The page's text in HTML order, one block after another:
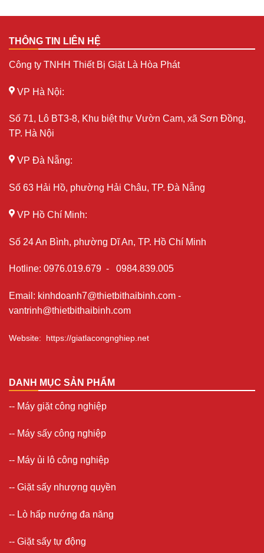
THÔNG TIN LIÊN HỆ
Công ty TNHH Thiết Bị Giặt Là Hòa Phát
VP Hà Nội:
Số 71, Lô BT3-8, Khu biệt thự Vườn Cam, xã Sơn Đồng,
TP. Hà Nội
VP Đà Nẵng:
Số 63 Hải Hồ, phường Hải Châu, TP. Đà Nẵng
VP Hồ Chí Minh:
Số 24 An Bình, phường Dĩ An, TP. Hồ Chí Minh
Hotline: 0976.019.679 - 0984.839.005
Email : kinhdoanh7@thietbithaibinh.com -
vantrinh@thietbithaibinh.com
Website: https://giatlacongnghiep.net
DANH MỤC SẢN PHẨM
-- Máy giặt công nghiệp
-- Máy sấy công nghiệp
-- Máy ủi lô công nghiệp
-- Giặt sấy nhượng quyền
-- Lò hấp nướng đa năng
-- Giặt sấy tự động